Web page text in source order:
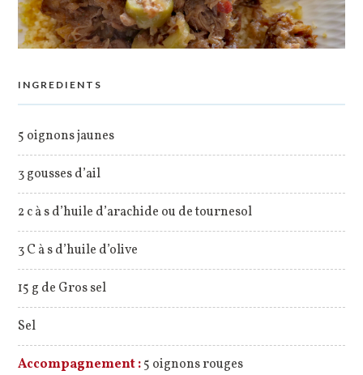
INGREDIENTS
5 oignons jaunes
3 gousses d’ail
2 c à s d’huile d’arachide ou de tournesol
3 C à s d’huile d’olive
15 g de Gros sel
Sel
Accompagnement :5 oignons rouges